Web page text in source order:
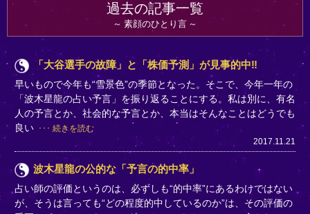
過去の記事一覧
素顔のひとり言
「大谷選手の故障」と「株価予測」が見事的中‼
早いもので今年も“雪景色”の季節となった。そこで、今年一年の
「波木星龍の占い予言」を振り返ることにする。私は別に、有名
人の予言とか、社会的な予言とか、本当はそんなことはどうでも
良い
続きを読む
2017.11.21
波木星龍の公的な「予言の的中率」
占い師の評価というのは、必ずしも“的中率”にあるわけではない
が、そうは言っても“どの程度的中しているのか”は、その評価の